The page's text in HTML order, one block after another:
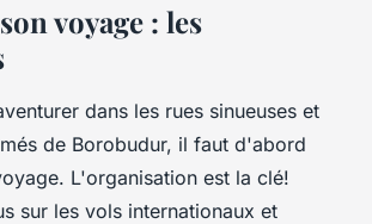
voyage : les
dans les rues sinueuses et
de Borobudur, il faut d'abord
L'organisation est la clé!
sur les vols internationaux et